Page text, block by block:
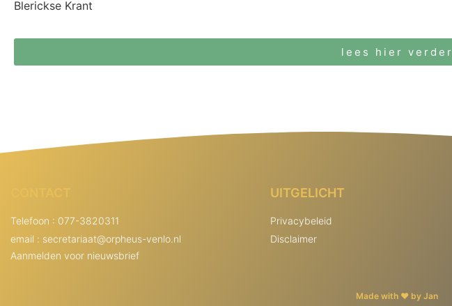
Blerickse Krant
lees hier verder
Telefoon : 077-3820311
email : secretariaat@orpheus-venlo.nl
Aanmelden voor nieuwsbrief
UITGELICHT
Privacybeleid
Disclaimer
Made with ❤ by Jan